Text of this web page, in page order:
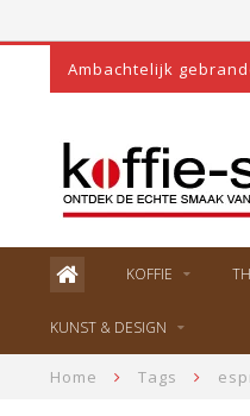
Ambachtelijk
KOFFIE
KUNST & DESIGN
Home Tags